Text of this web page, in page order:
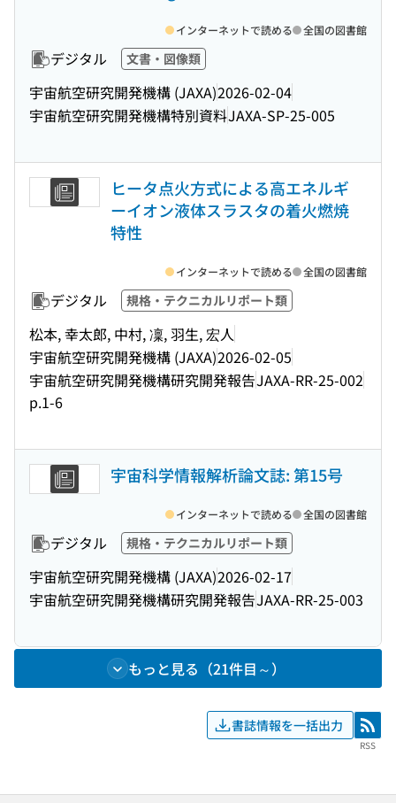
デジタル 文書・図像類
宇宙航空研究開発機構 (JAXA)2026-02-04
宇宙航空研究開発機構特別資料JAXA-SP-25-005
インターネットで読める 全国の図書館
ヒータ点火方式による高エネルギ
ーイオン液体スラスタの着火燃焼
特性
デジタル 規格・テクニカルリポート類
松本, 幸太郎, 中村, 凜, 羽生, 宏人
宇宙航空研究開発機構 (JAXA)2026-02-05
宇宙航空研究開発機構研究開発報告JAXA-RR-25-002
p.1-6
インターネットで読める 全国の図書館
宇宙科学情報解析論文誌: 第15号
デジタル 規格・テクニカルリポート類
宇宙航空研究開発機構 (JAXA)2026-02-17
宇宙航空研究開発機構研究開発報告JAXA-RR-25-003
インターネットで読める 全国の図書館
もっと見る（21件目～）
書誌情報を一括出力 RSS
RSS